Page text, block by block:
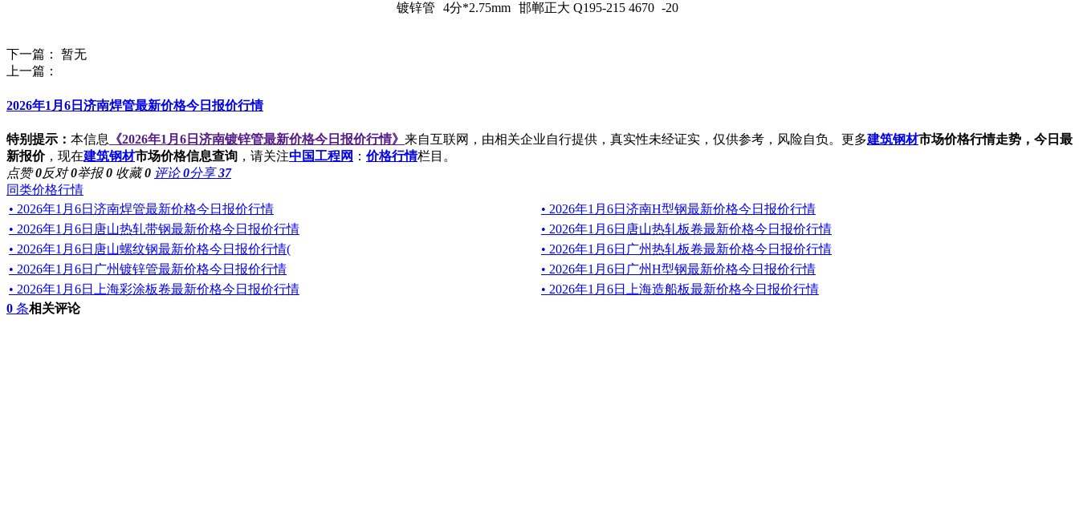
镀锌管 4分*2.75mm 邯郸正大 Q195-215 4670 -20
下一篇： 暂无
上一篇：
2026年1月6日济南焊管最新价格今日报价行情
特别提示： 本信息 《2026年1月6日济南镀锌管最新价格今日报价行情》 来自互联网，由相关企业自行提供，真实性未经证实，仅供参考，风险自负。更多建筑钢材市场价格行情走势，今日最
新报价，现在建筑钢材市场价格信息查询 ，请关注中国工程网 ： 价格行情栏目。
点赞0反对0举报0 收藏0 评论0分享37
同类价格行情
• 2026年1月6日济南焊管最新价格今日报价行情
• 2026年1月6日济南H型钢最新价格今日报价行情
• 2026年1月6日唐山热轧带钢最新价格今日报价行情
• 2026年1月6日唐山热轧板卷最新价格今日报价行情
• 2026年1月6日唐山螺纹钢最新价格今日报价行情(
• 2026年1月6日广州热轧板卷最新价格今日报价行情
• 2026年1月6日广州镀锌管最新价格今日报价行情
• 2026年1月6日广州H型钢最新价格今日报价行情
• 2026年1月6日上海彩涂板卷最新价格今日报价行情
• 2026年1月6日上海造船板最新价格今日报价行情
0 条相关评论